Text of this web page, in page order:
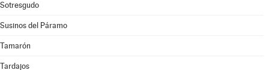
Sotresgudo
Susinos del Páramo
Tamarón
Tardajos